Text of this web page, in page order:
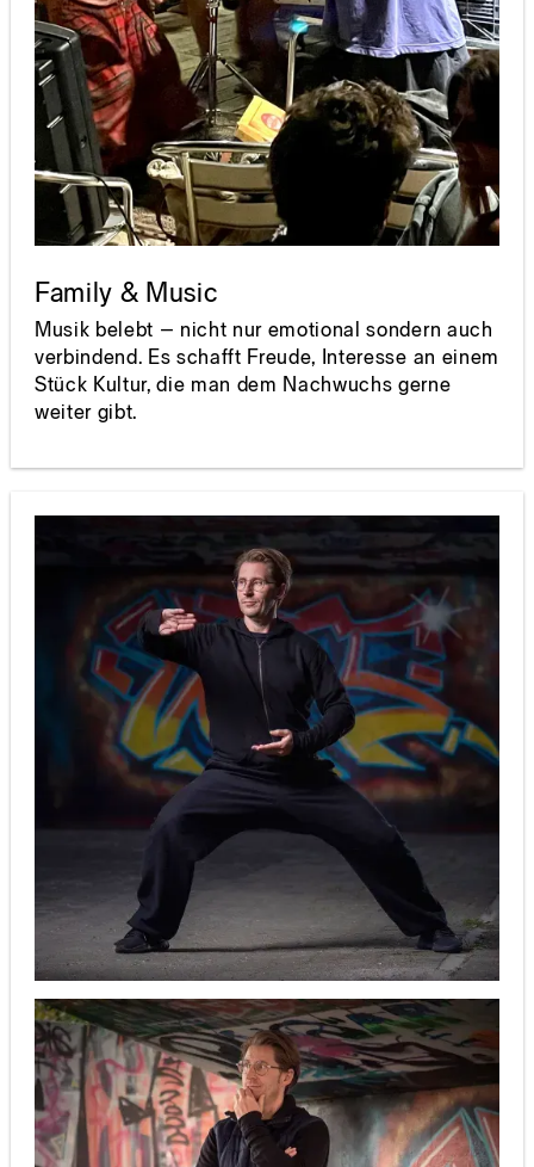
Family & Music
Musik belebt – nicht nur emotional sondern auch
verbindend. Es schafft Freude, Interesse an einem
Stück Kultur, die man dem Nachwuchs gerne
weiter gibt.